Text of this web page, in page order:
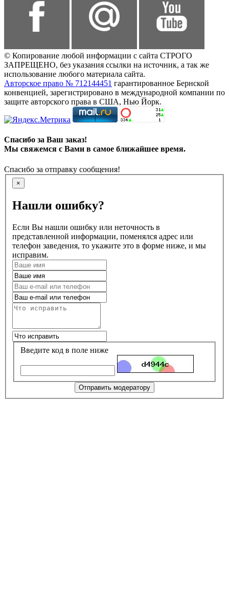
© Копирование любой информации с сайта СТРОГО
ЗАПРЕЩЕНО, без указания ссылки на источник, а так же
использование любого материала сайта.
Авторское право № 712144451 гарантированное Бернской
конвенцией, зарегистрировано в международной компании по
защите авторского права в США, Нью Йорк.
Спасибо за Ваш заказ!
Мы свяжемся с Вами в самое ближайшее время.
Спасибо за отправку сообщения!
×
Нашли ошибку?
Если Вы нашли ошибку или неточность в
представленной информации, поменялся адрес или
телефон заведения, то укажите это в форме ниже, и мы
исправим.
Введите код в поле ниже
Отправить модератору